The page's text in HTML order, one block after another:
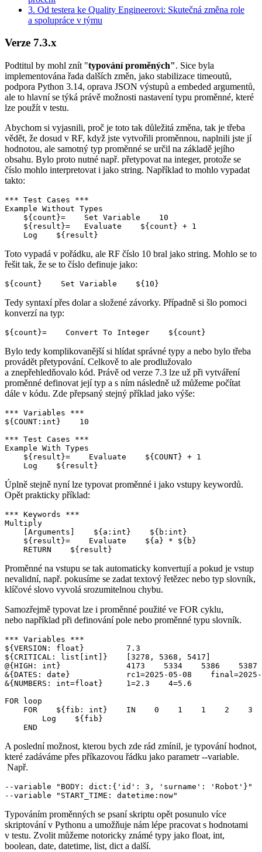
3. Od testera ke Quality Engineerovi: Skutečná změna role
a spolupráce v týmu
Verze 7.3.x
Podtitul by mohl znít "typování proměných". Sice byla
implementována řada dalších změn, jako stabilizace timeoutů,
podpora Python 3.14, oprava JSON výstupů a embeded argumentů,
ale to hlavní se týká právě možnosti nastavení typu proměnné, které
lze použít v testu.
Abychom si vyjasnili, proč je toto tak důležitá změna, tak je třeba
vědět, že dosud v RF, když jste vytvořili proměnnou, naplnili jste jí
hodnotou, ale samotný typ proměnné se určil na základě jejího
obsahu. Bylo proto nutné např. přetypovat na integer, protože se
číslo mohlo interpretovat i jako string. Například to mohlo vypadat
takto:
*** Test Cases ***
Example Without Types
    ${count}=    Set Variable    10
    ${result}=   Evaluate    ${count} + 1
    Log    ${result}
Toto vypadá v pořádku, ale RF číslo 10 bral jako string. Mohlo se to
řešit tak, že se to číslo definuje jako:
${count}    Set Variable    ${10}
Tedy syntaxí přes dolar a složené závorky. Případně si šlo pomoci
konverzí na typ:
${count}=    Convert To Integer    ${count}
Bylo tedy komplikovanější si hlídat správné typy a nebo bylo třeba
provádět přetypování. Celkově to ale prodlužovalo
a znepřehledňovalo kód. Právě od verze 7.3 lze už při vytváření
proměnné definovat její typ a s ním následně už můžeme počítat
dále v kódu. Zde přepsaný stejný příklad jako výše:
*** Variables ***
${COUNT:int}    10
*** Test Cases ***
Example With Types
    ${result}=    Evaluate    ${COUNT} + 1
    Log    ${result}
Úplně stejně nyní lze typovat proměnné i jako vstupy keywordů.
Opět prakticky příklad:
*** Keywords ***
Multiply
    [Arguments]    ${a:int}    ${b:int}
    ${result}=    Evaluate    ${a} * ${b}
    RETURN    ${result}
Proměnné na vstupu se tak automaticky konvertují a pokud je vstup
nevalidní, např. pokusíme se zadat textový řetězec nebo typ slovník,
klíčové slovo vyvolá srozumitelnou chybu.
Samozřejmě typovat lze i proměnné použité ve FOR cyklu,
nebo například při definování pole nebo proměnné typu slovník.
*** Variables ***
${VERSION: float}         7.3
${CRITICAL: list[int]}    [3278, 5368, 5417]
@{HIGH: int}              4173    5334    5386    5387
&{DATES: date}            rc1=2025-05-08    final=2025-
&{NUMBERS: int=float}     1=2.3    4=5.6
FOR loop
FOR    ${fib: int}    IN    0    1    1    2    3
        Log    ${fib}
    END
A poslední možnost, kterou bych zde rád zmínil, je typování hodnot,
které zadáváme přes příkazovou řádku jako parametr --variable.
Např.
--variable "BODY: dict:{'id': 3, 'surname': 'Robot'}"
--variable "START_TIME: datetime:now"
Typováním proměnných se psaní skriptu opět posunulo více
skriptování v Pythonu a umožňuje nám lépe pracovat s hodnotami
v testu. Zvolit můžeme notoricky známé typy jako float, int,
boolean, date, datetime, list, dict a další.